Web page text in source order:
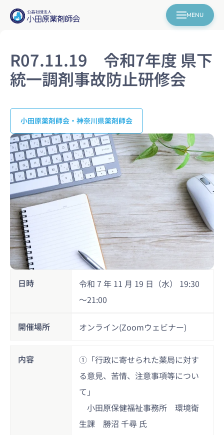
MENU
R07.11.19 令和7年度 県下
統一調剤事故防止研修会
小田原薬剤師会・神奈川県薬剤師会
日時
令和 7 年 11 月 19 日（水） 19:30
～21:00
開催場所 オンライン(Zoomウェビナー)
内容
①「行政に寄せられた薬局に対す
る意見、苦情、注意事項等につい
て」
小田原保健福祉事務所 環境衛
生課 勝沼 千尋 氏